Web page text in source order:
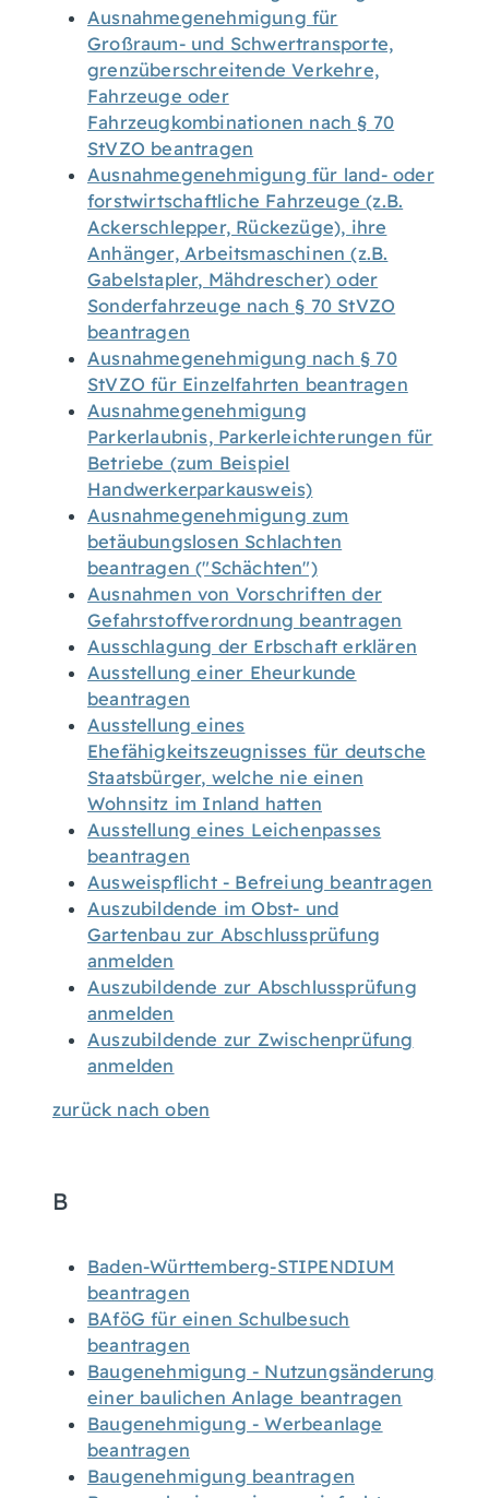
Ausnahmegenehmigung für
Großraum- und Schwertransporte,
grenzüberschreitende Verkehre,
Fahrzeuge oder
Fahrzeugkombinationen nach § 70
StVZO beantragen
Ausnahmegenehmigung für land- oder
forstwirtschaftliche Fahrzeuge (z.B.
Ackerschlepper, Rückezüge), ihre
Anhänger, Arbeitsmaschinen (z.B.
Gabelstapler, Mähdrescher) oder
Sonderfahrzeuge nach § 70 StVZO
beantragen
Ausnahmegenehmigung nach § 70
StVZO für Einzelfahrten beantragen
Ausnahmegenehmigung
Parkerlaubnis, Parkerleichterungen für
Betriebe (zum Beispiel
Handwerkerparkausweis)
Ausnahmegenehmigung zum
betäubungslosen Schlachten
beantragen ("Schächten")
Ausnahmen von Vorschriften der
Gefahrstoffverordnung beantragen
Ausschlagung der Erbschaft erklären
Ausstellung einer Eheurkunde
beantragen
Ausstellung eines
Ehefähigkeitszeugnisses für deutsche
Staatsbürger, welche nie einen
Wohnsitz im Inland hatten
Ausstellung eines Leichenpasses
beantragen
Ausweispflicht - Befreiung beantragen
Auszubildende im Obst- und
Gartenbau zur Abschlussprüfung
anmelden
Auszubildende zur Abschlussprüfung
anmelden
Auszubildende zur Zwischenprüfung
anmelden
zurück nach oben
B
Baden-Württemberg-STIPENDIUM
beantragen
BAföG für einen Schulbesuch
beantragen
Baugenehmigung - Nutzungsänderung
einer baulichen Anlage beantragen
Baugenehmigung - Werbeanlage
beantragen
Baugenehmigung beantragen